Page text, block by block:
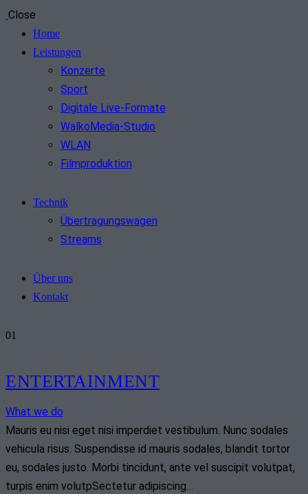
Close
Home
Leistungen
Konzerte
Sport
Digitale Live-Formate
WalkoMedia-Studio
WLAN
Filmproduktion
Technik
Übertragungswagen
Streams
Über uns
Kontakt
01
ENTERTAINMENT
What we do
Mauris eu nisi eget nisi imperdiet vestibulum. Nunc sodales
vehicula risus. Suspendisse id mauris sodales, blandit tortor
eu, sodales justo. Morbi tincidunt, ante vel suscipit volutpat,
turpis enim volutpSectetur adipiscing…